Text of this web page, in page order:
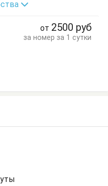
от 2500 руб
за номер за 1 сутки